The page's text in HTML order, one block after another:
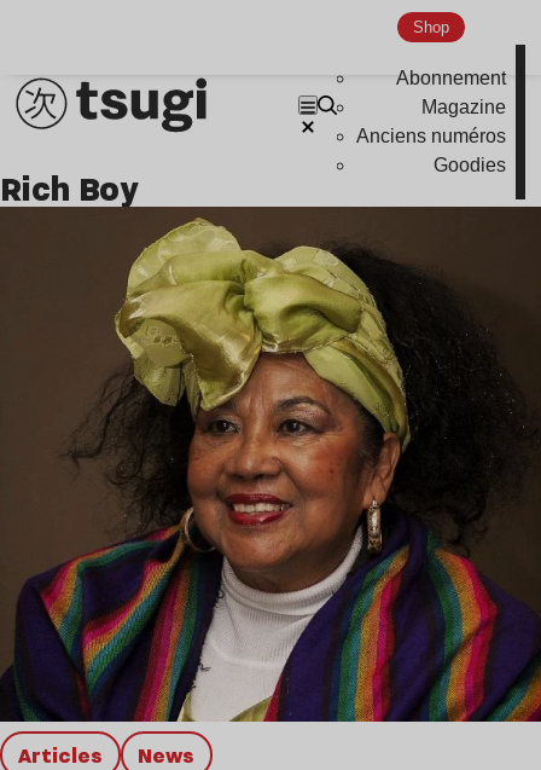
Shop
Abonnement
Magazine
Anciens numéros
Goodies
Rich Boy
Articles news